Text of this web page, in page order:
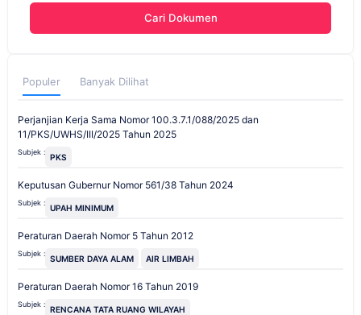
Cari Dokumen
Populer Banyak Dilihat
Perjanjian Kerja Sama Nomor 100.3.7.1/088/2025 dan
11/PKS/UWHS/III/2025 Tahun 2025
Subjek : PKS
Keputusan Gubernur Nomor 561/38 Tahun 2024
Subjek : UPAH MINIMUM
Peraturan Daerah Nomor 5 Tahun 2012
Subjek : SUMBER DAYA ALAM AIR LIMBAH
Peraturan Daerah Nomor 16 Tahun 2019
Subjek : RENCANA TATA RUANG WILAYAH